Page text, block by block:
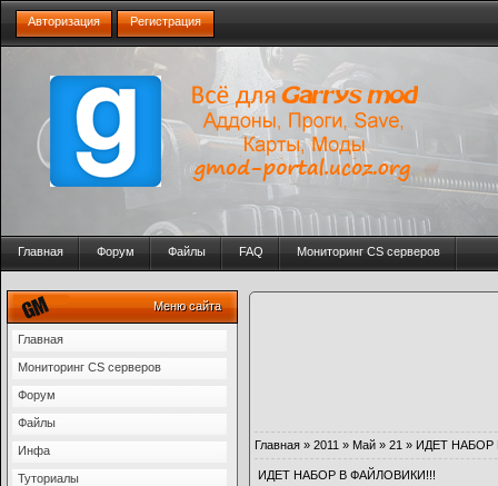
Авторизация Регистрация
Главная Форум Файлы FAQ Мониторинг CS серверов
Меню сайта
Главная
Мониторинг CS серверов
Форум
Файлы
Инфа
Туториалы
Главная » 2011 » Май » 21 » ИДЕТ НАБОР
ИДЕТ НАБОР В ФАЙЛОВИКИ!!!